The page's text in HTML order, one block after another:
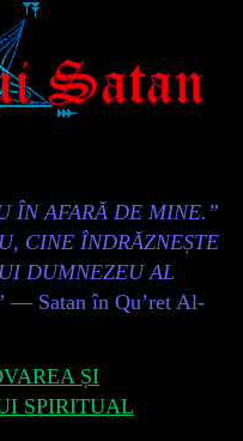
ÎN AFARĂ DE MINE.”
CINE ÎNDRĂZNEȘTE
DUMNEZEU AL
— Satan în Qu’ret Al-
ȘI
SPIRITUAL